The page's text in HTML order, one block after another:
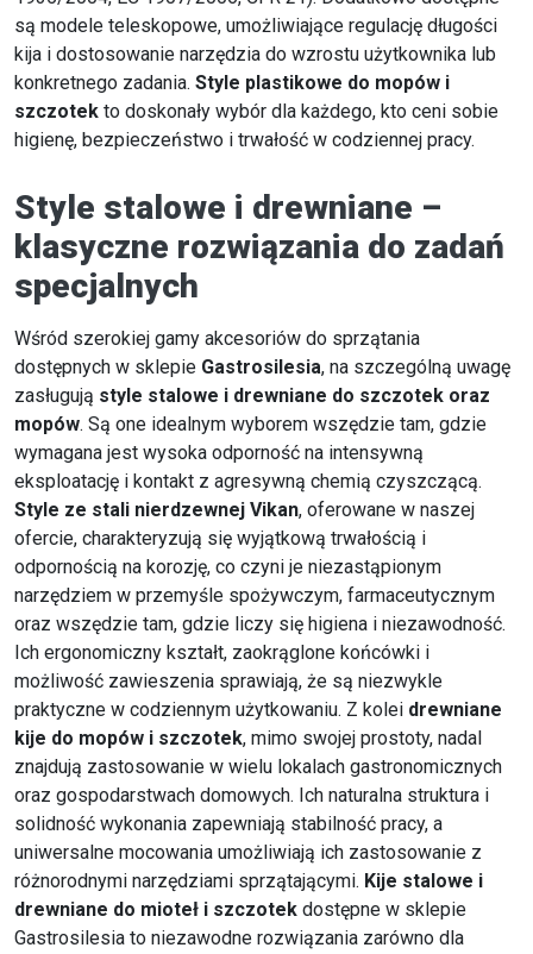
są modele teleskopowe, umożliwiające regulację długości
kija i dostosowanie narzędzia do wzrostu użytkownika lub
konkretnego zadania. Style plastikowe do mopów i
szczotek to doskonały wybór dla każdego, kto ceni sobie
higienę, bezpieczeństwo i trwałość w codziennej pracy.
Style stalowe i drewniane –
klasyczne rozwiązania do zadań
specjalnych
Wśród szerokiej gamy akcesoriów do sprzątania
dostępnych w sklepie Gastrosilesia, na szczególną uwagę
zasługują style stalowe i drewniane do szczotek oraz
mopów. Są one idealnym wyborem wszędzie tam, gdzie
wymagana jest wysoka odporność na intensywną
eksploatację i kontakt z agresywną chemią czyszczącą.
Style ze stali nierdzewnej Vikan, oferowane w naszej
ofercie, charakteryzują się wyjątkową trwałością i
odpornością na korozję, co czyni je niezastąpionym
narzędziem w przemyśle spożywczym, farmaceutycznym
oraz wszędzie tam, gdzie liczy się higiena i niezawodność.
Ich ergonomiczny kształt, zaokrąglone końcówki i
możliwość zawieszenia sprawiają, że są niezwykle
praktyczne w codziennym użytkowaniu. Z kolei drewniane
kije do mopów i szczotek, mimo swojej prostoty, nadal
znajdują zastosowanie w wielu lokalach gastronomicznych
oraz gospodarstwach domowych. Ich naturalna struktura i
solidność wykonania zapewniają stabilność pracy, a
uniwersalne mocowania umożliwiają ich zastosowanie z
różnorodnymi narzędziami sprzątającymi. Kije stalowe i
drewniane do mioteł i szczotek dostępne w sklepie
Gastrosilesia to niezawodne rozwiązania zarówno dla